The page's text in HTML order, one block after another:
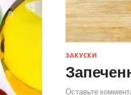
ЗАКУСКИ
Оставьте